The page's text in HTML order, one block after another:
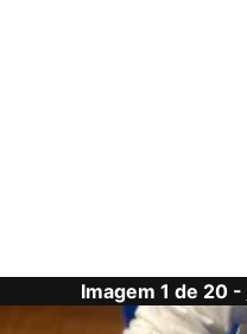
Imagem 1 de 20 -